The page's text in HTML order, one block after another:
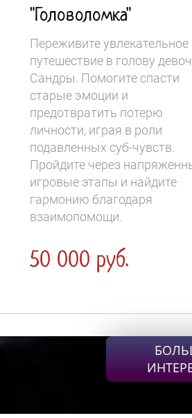
"Головоломка"
Переживите увлекательное
путешествие в голову
Сандры. Помогите спасти
старые эмоции и
предотвратить потерю
личности, играя в роли
подавленных суб-чувств.
Пройдите через
игровые этапы и найдите
гармонию благодаря
взаимопомощи.
50 000 руб.